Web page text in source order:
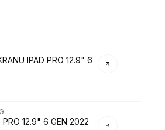
IPAD PRO 12.9" 6
:
PRO 12.9" 6 GEN 2022